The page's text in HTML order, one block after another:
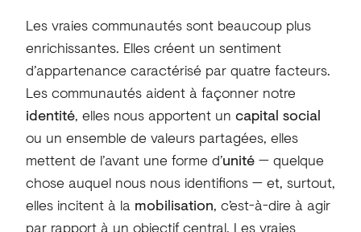
Les vraies communautés sont beaucoup plus
enrichissantes. Elles créent un sentiment
d’appartenance caractérisé par quatre facteurs.
Les communautés aident à façonner notre
identité, elles nous apportent un capital social
ou un ensemble de valeurs partagées, elles
mettent de l’avant une forme d’unité— quelque
chose auquel nous nous identifions — et, surtout,
elles incitent à la mobilisation, c’est-à-dire à agir
par rapport à un objectif central. Les vraies